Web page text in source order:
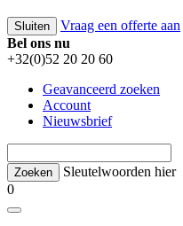
Sluiten Vraag een offerte aan
Bel ons nu
+32(0)52 20 20 60
Geavanceerd zoeken
Account
Nieuwsbrief
Sleutelwoorden hier
0